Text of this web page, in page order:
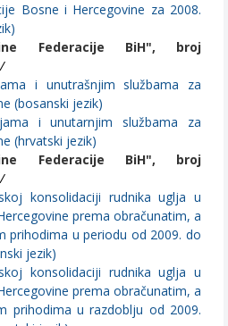
Bosne i Hercegovine za 2008.
Federacije BiH", broj
i unutrašnjim službama za
(bosanski jezik)
i unutarnjim službama za
(hrvatski jezik)
Federacije BiH", broj
konsolidaciji rudnika uglja u
prema obračunatim, a
prihodima u periodu od 2009. do
jezik)
konsolidaciji rudnika uglja u
prema obračunatim, a
prihodima u razdoblju od 2009.